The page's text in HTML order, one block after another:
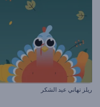
ريلز تهاني عيد الشكر